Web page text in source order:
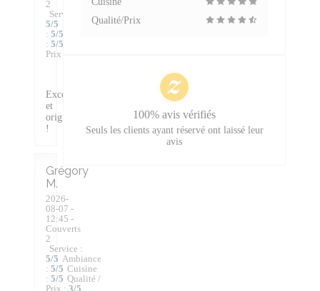
2
Service
5/5 Ambiance
: 5/5
: 5/5
Prix
Excellent
et
original
!
Grégory
M
2026-
08-07 -
12:45 -
Couverts
2
Service :
5/5 Ambiance
: 5/5 Cuisine
: 5/5 Qualité /
Prix : 3/5
Qualité/Prix
100% avis vérifiés
Seuls les clients ayant réservé ont laissé leur
avis